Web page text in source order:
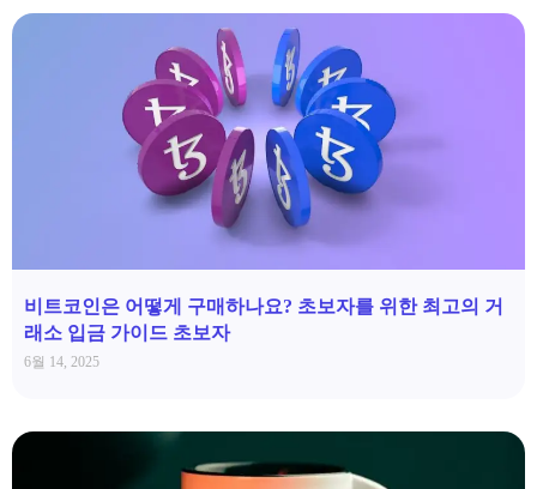
비트코인은 어떻게 구매하나요? 초보자를 위한 최고의 거
래소 입금 가이드 초보자
6월 14, 2025